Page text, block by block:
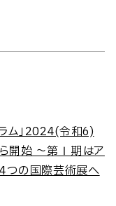
ム」2024(令和6)
開始 ～第Ⅰ期はア
つの国際芸術展へ